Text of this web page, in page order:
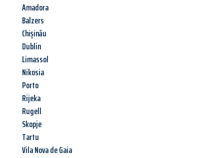
Amadora
Balzers
Chișinău
Dublin
Limassol
Nikosia
Porto
Rijeka
Rugell
Skopje
Tartu
Vila Nova de Gaia